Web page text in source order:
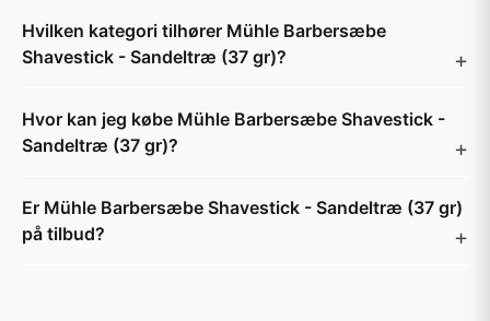
Hvilken kategori tilhører Mühle Barbersæbe
Shavestick - Sandeltræ (37 gr)?
Hvor kan jeg købe Mühle Barbersæbe Shavestick -
Sandeltræ (37 gr)?
Er Mühle Barbersæbe Shavestick - Sandeltræ (37 gr)
på tilbud?